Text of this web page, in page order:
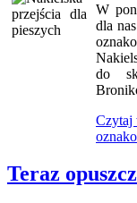
W
dla
do
Czytaj
Teraz